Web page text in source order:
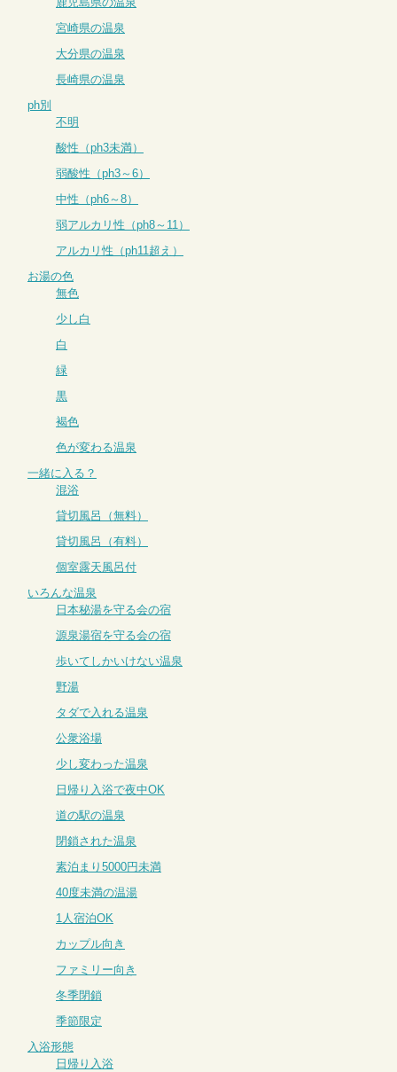
宮崎県の温泉
大分県の温泉
長崎県の温泉
ph別
不明
酸性（ph3未満）
弱酸性（ph3～6）
中性（ph6～8）
弱アルカリ性（ph8～11）
アルカリ性（ph11超え）
お湯の色
無色
少し白
白
緑
黒
褐色
色が変わる温泉
一緒に入る？
混浴
貸切風呂（無料）
貸切風呂（有料）
個室露天風呂付
いろんな温泉
日本秘湯を守る会の宿
源泉湯宿を守る会の宿
歩いてしかいけない温泉
野湯
タダで入れる温泉
公衆浴場
少し変わった温泉
日帰り入浴で夜中OK
道の駅の温泉
閉鎖された温泉
素泊まり5000円未満
40度未満の温湯
1人宿泊OK
カップル向き
ファミリー向き
冬季閉鎖
季節限定
入浴形態
日帰り入浴